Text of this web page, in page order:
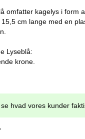
omfatter kagelys i form
cm lange med en
Lyseblå:
krone.
hvad vores kunder